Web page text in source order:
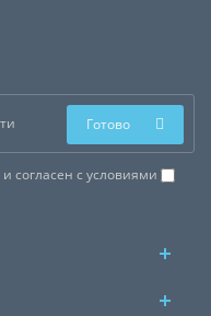
и согласен с условиями
Готово